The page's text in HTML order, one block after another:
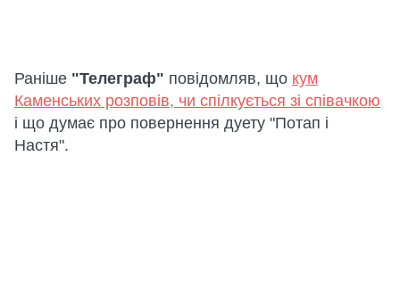
Раніше "Телеграф" повідомляв, що кум
Каменських розповів, чи спілкується зі співачкою
і що думає про повернення дуету "Потап і
Настя".